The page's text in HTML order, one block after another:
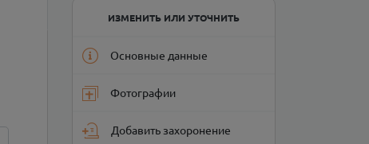
ИЗМЕНИТЬ ИЛИ УТОЧНИТЬ
Основные данные
Фотографии
Добавить захоронение